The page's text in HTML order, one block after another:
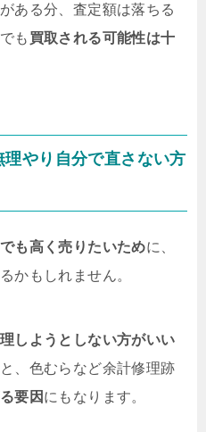
ある分、査定額は落ちる
も 買取される可能性は十
やり自分で直さない方
も高く売りたいために、
かもしれません。
しようとしない方がいい
、色むらなど余計修理跡
要因 にもなります。